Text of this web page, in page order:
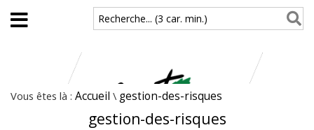
Aller au contenu principal
Recherche... (3 car. min.)
Vous êtes là : Accueil \ gestion-des-risques
gestion-des-risques